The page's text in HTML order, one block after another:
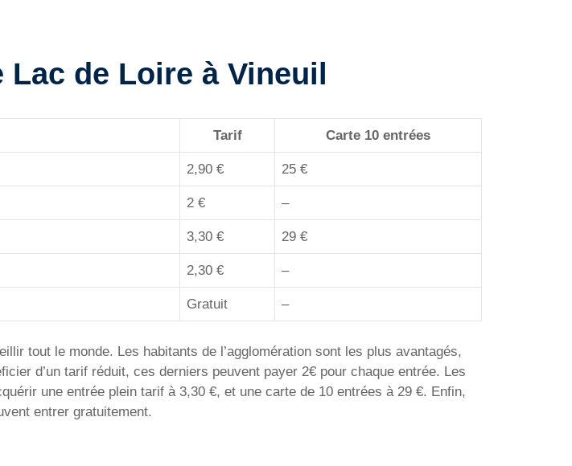
de Loire à Vineuil
Tarif Carte 10 entrées
2,90 € 25 €
2 € –
3,30 € 29 €
2,30 € –
Gratuit –
tout le monde. Les habitants de l’agglomération sont les plus avantagés,
d’un tarif réduit, ces derniers peuvent payer 2€ pour chaque entrée. Les
une entrée plein tarif à 3,30 €, et une carte de 10 entrées à 29 €. Enfin,
entrer gratuitement.